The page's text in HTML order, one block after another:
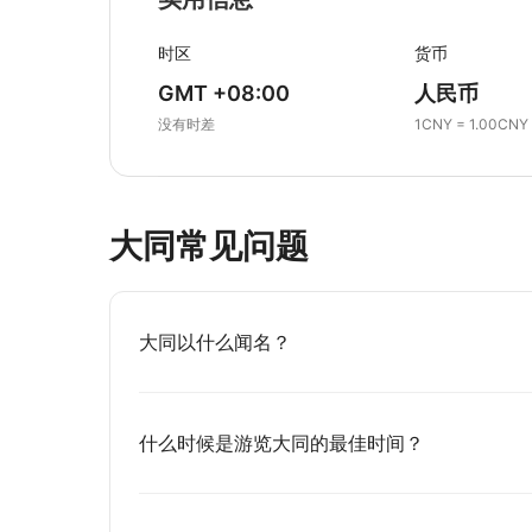
时区
GMT +08:00
没有时差
货币
人民币
1CNY = 1.00CNY
大同常见问题
大同以什么闻名？
什么时候是游览大同的最佳时间？